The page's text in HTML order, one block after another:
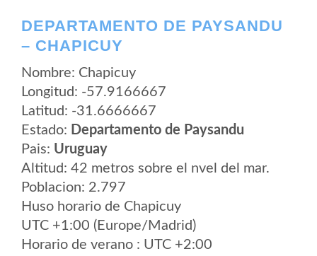
DEPARTAMENTO DE PAYSANDU
– CHAPICUY
Nombre: Chapicuy
Longitud: -57.9166667
Latitud: -31.6666667
Estado: Departamento de Paysandu
Pais: Uruguay
Altitud: 42 metros sobre el nvel del mar.
Poblacion: 2.797
Huso horario de Chapicuy
UTC +1:00 (Europe/Madrid)
Horario de verano : UTC +2:00